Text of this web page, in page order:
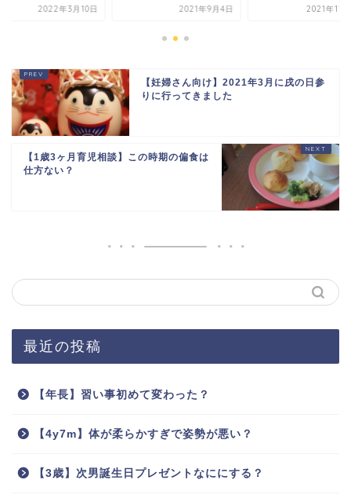
2022年3月10日 2021年9月4日 2021年11
【妊婦さん向け】2021年3月に戌の日参
りに行ってきました
【1歳3ヶ月育児相談】この時期の偏食は
仕方ない？
最近の投稿
【年長】習い事初めて変わった？
【4y7m】体が柔らかすぎで姿勢が悪い？
【3歳】次男誕生日プレゼントなににする？